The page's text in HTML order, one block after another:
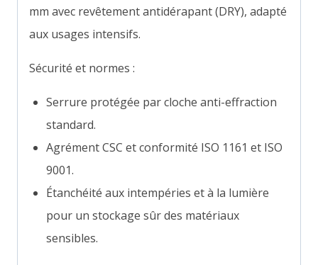
mm avec revêtement antidérapant (DRY), adapté
aux usages intensifs.
Sécurité et normes :
Serrure protégée par cloche anti-effraction
standard.
Agrément CSC et conformité ISO 1161 et ISO
9001.
Étanchéité aux intempéries et à la lumière
pour un stockage sûr des matériaux
sensibles.